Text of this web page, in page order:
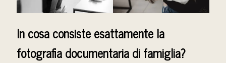
In cosa consiste esattamente la
fotografia documentaria di famiglia?